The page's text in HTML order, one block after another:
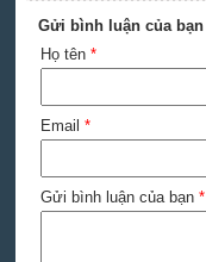
Gửi bình luận của bạn
Họ tên *
Email *
Gửi bình luận của bạn *